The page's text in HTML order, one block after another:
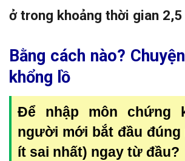
ở trong khoảng thời gian 2,5
Bằng cách nào?
khổng lồ
Để nhập môn chứng
người mới bắt đầu đúng
ít sai nhất) ngay từ đầu?